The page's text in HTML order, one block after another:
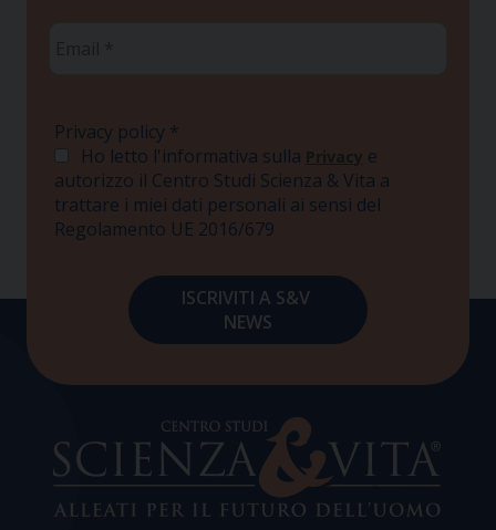
Privacy policy *
Ho letto l'informativa sulla Privacy e
autorizzo il Centro Studi Scienza & Vita a
trattare i miei dati personali ai sensi del
Regolamento UE 2016/679